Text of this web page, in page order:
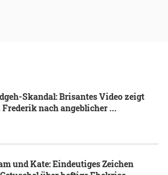
Skandal: Brisantes Video zeigt
nach angeblicher ...
und Kate: Eindeutiges Zeichen